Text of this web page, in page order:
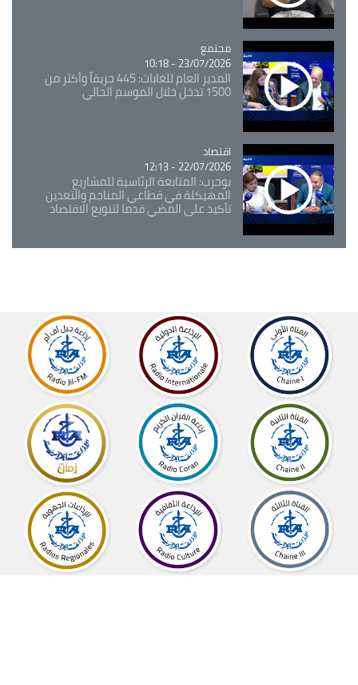
Catégorie
مجتمع
23/07/2026 - 10:18
المدير العام للغابات: 445 حريقاً وأكثر من
1500 تدخل خلال الموسم الحالي
Catégorie
اقتصاد
22/07/2026 - 12:13
بوحرب: المتابعة الرئاسية للمشاريع
المهيكلة في قطاعي المناجم والتعدين
تأكيد على المضي قدما لتنويع الاقتصاد